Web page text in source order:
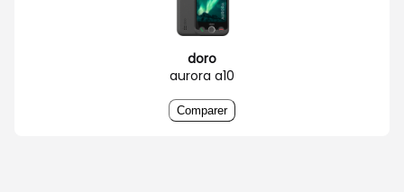
doro
aurora a10
Comparer